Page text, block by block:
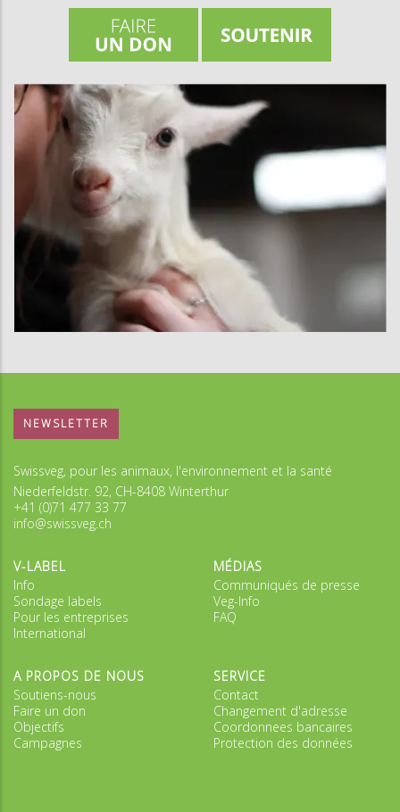
NEWSLETTER
Swissveg, pour les animaux, l'environnement et la santé
Niederfeldstr. 92, CH-8408 Winterthur
+41 (0)71 477 33 77
info@swissveg.ch
V-LABEL
Info
Sondage labels
Pour les entreprises
International
MÉDIAS
Communiqués de presse
Veg-Info
FAQ
A PROPOS DE NOUS
Soutiens-nous
Faire un don
Objectifs
Campagnes
SERVICE
Contact
Changement d'adresse
Coordonnees bancaires
Protection des données